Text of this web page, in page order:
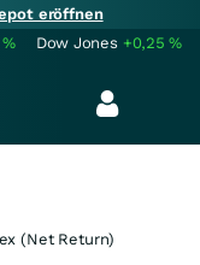
eröffnen
% Dow Jones +0,25%
(Net Return)